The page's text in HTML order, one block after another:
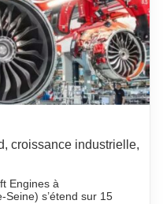
croissance industrielle,
Engines à
s’étend sur 15